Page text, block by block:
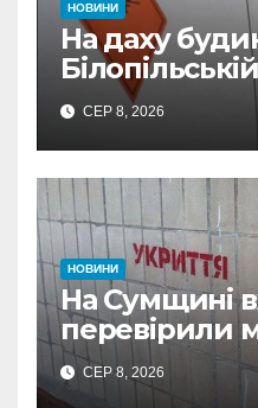
НОВИНИ
На даху
знайшли 120-
СЕР 8, 2026
НОВИНИ
На Сумщині
перевірили
укриттів: де
замкнені
СЕР 8, 2026